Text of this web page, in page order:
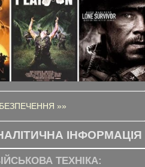
»»
ІНФОРМАЦІЯ
ТЕХНІКА: